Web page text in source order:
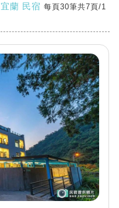
宜蘭 民宿 每頁30筆共7頁/1